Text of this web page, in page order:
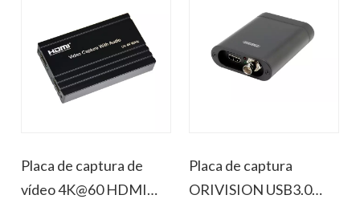
Placa de captura de
vídeo 4K@60 HDMI
Placa de captura
ORIVISION USB3.0